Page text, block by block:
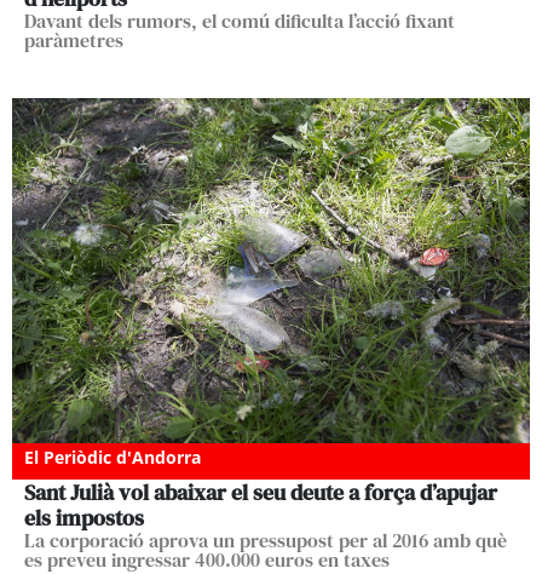
Davant dels rumors, el comú dificulta l’acció fixant
paràmetres
El Periòdic d'Andorra
Sant Julià vol abaixar el seu deute a força d’apujar
els impostos
La corporació aprova un pressupost per al 2016 amb què
es preveu ingressar 400.000 euros en taxes